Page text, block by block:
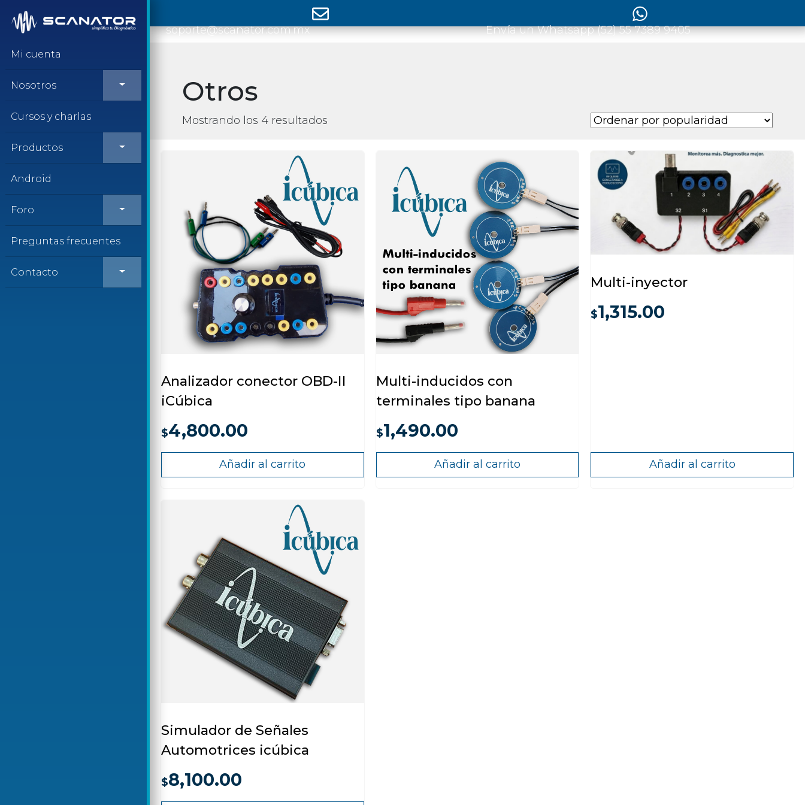
soporte@scanator.com.mx Envía un Whatsapp (52) 55 7389 9405
Saltar al contenido
Mi cuenta
Nosotros
Cursos y charlas
Productos
Android
Foro
Preguntas frecuentes
Contacto
Otros
Mostrando los 4 resultados
Analizador conector OBD-II
iCúbica
$4,800.00
Añadir al carrito
Multi-inducidos con
terminales tipo banana
$1,490.00
Añadir al carrito
Multi-inyector
$1,315.00
Añadir al carrito
Simulador de Señales
Automotrices icúbica
$8,100.00